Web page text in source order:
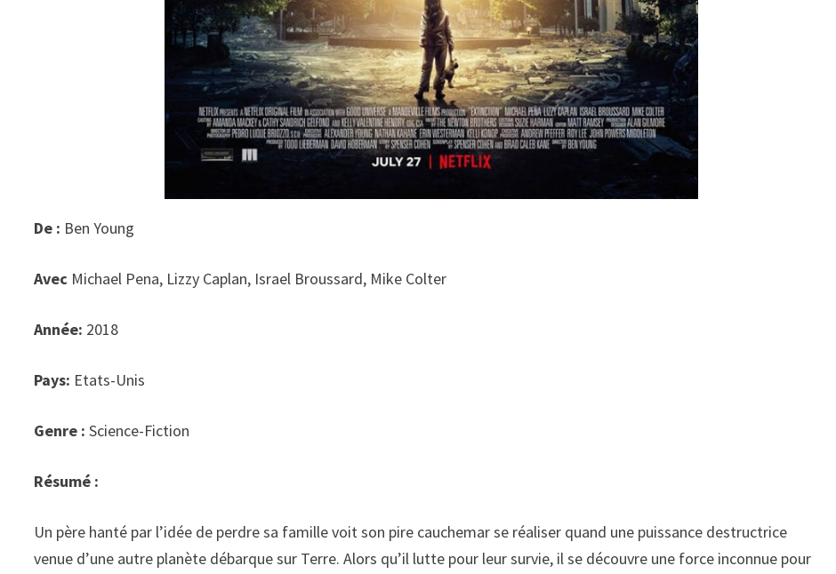
De : Ben Young
Avec Michael Pena, Lizzy Caplan, Israel Broussard, Mike Colter
Année: 2018
Pays: Etats-Unis
Genre :Science-Fiction
Résumé :
Un père hanté par l’idée de perdre sa famille voit son pire cauchemar se réaliser quand une puissance destructrice
venue d’une autre planète débarque sur Terre. Alors qu’il lutte pour leur survie, il se découvre une force inconnue pour